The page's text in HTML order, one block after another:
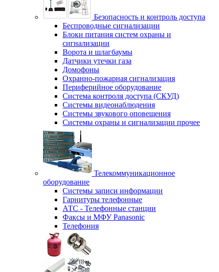
Безопасность и контроль доступа
Беспроводные сигнализации
Блоки питания систем охраны и
сигнализации
Ворота и шлагбаумы
Датчики утечки газа
Домофоны
Охранно-пожарная сигнализация
Периферийное оборудование
Система контроля доступа (СКУД)
Системы видеонаблюдения
Системы звукового оповещения
Системы охраны и сигнализации прочее
Телекоммуникационное
оборудование
Системы записи информации
Гарнитуры телефонные
АТС - Телефонные станции
Факсы и МФУ Panasonic
Телефония